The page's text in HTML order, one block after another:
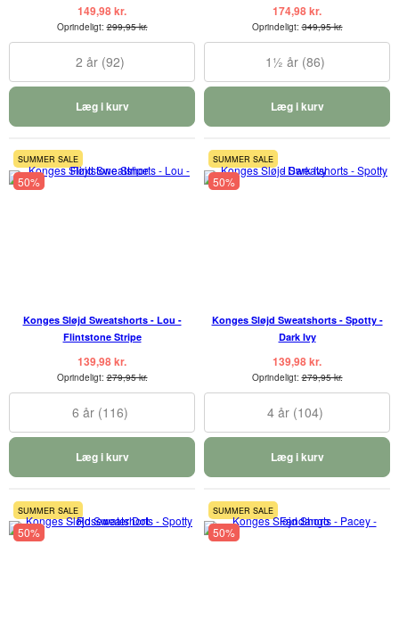
149,98 kr.
Oprindeligt:299,95 kr.
2 år (92)
Læg i kurv
174,98 kr.
Oprindeligt:349,95 kr.
1½ år (86)
Læg i kurv
SUMMER SALE
50%
Konges Sløjd Sweatshorts - Lou -
Flintstone Stripe
139,98 kr.
Oprindeligt:279,95 kr.
6 år (116)
Læg i kurv
SUMMER SALE
50%
Konges Sløjd Sweatshorts - Spotty -
Dark Ivy
139,98 kr.
Oprindeligt:279,95 kr.
4 år (104)
Læg i kurv
SUMMER SALE
50%
SUMMER SALE
50%